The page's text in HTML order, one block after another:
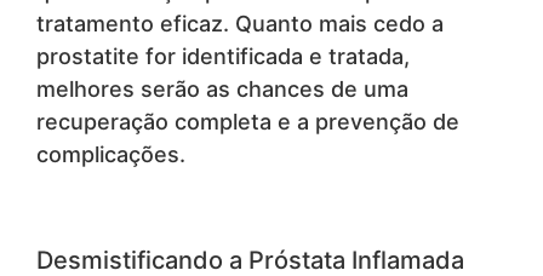
tratamento eficaz. Quanto mais cedo a
prostatite for identificada e tratada,
melhores serão as chances de uma
recuperação completa e a prevenção de
complicações.
Desmistificando a Próstata Inflamada